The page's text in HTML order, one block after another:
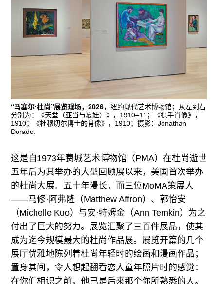
“马塞尔·杜尚”展览现场，2026，纽约现代艺术博物馆；从左到右
分别为：《天堂（亚当与夏娃）》，1910–11；《棋手肖像》，
1910；《杜穆切尔博士的肖像》，1910；摄影：Jonathan
Dorado.
这是自1973年费城艺术博物馆（PMA）在杜尚逝世
五年后为其举办的大型回顾展以来，美国首次举办
的杜尚大展。五十年漫长，而三位MoMA策展人
——马修·阿弗隆（Matthew Affron）、郭怡安
（Michelle Kuo）与安·特姆金（Ann Temkin）为之
付出了巨大的努力。展览汇聚了三百件展品，使其
成为迄今规模最大的杜尚作品展。展览开篇的几个
展厅优雅地陈列着杜尚年轻时的绘画和漫画作品；
置身其间，令人想起翻看恋人童年照片时的感觉：
在你们相识之前，他已是后来那个你所熟悉的人。